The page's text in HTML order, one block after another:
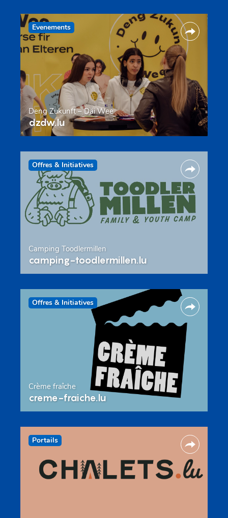
Evenements
Deng Zukunft – Däi Wee
dzdw.lu
Offres & Initiatives
Camping Toodlermillen
camping-toodlermillen.lu
Offres & Initiatives
Crème fraîche
creme-fraiche.lu
Portails